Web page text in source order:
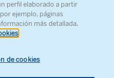
perfil elaborado a partir
ejemplo, páginas
más detallada,
de cookies